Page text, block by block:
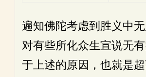
遍知佛陀考虑到胜义中无
对有些所化众生宣说无
于上述的原因，也就是